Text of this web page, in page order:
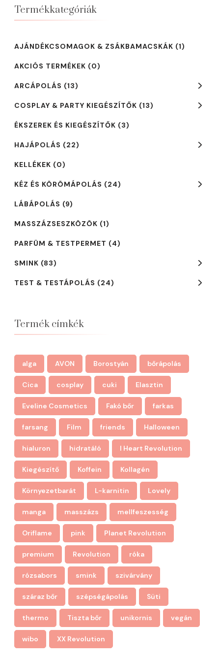
Termékkategóriák
AJÁNDÉKCSOMAGOK & ZSÁKBAMACSKÁK (1)
AKCIÓS TERMÉKEK (0)
ARCÁPOLÁS (13)
COSPLAY & PARTY KIEGÉSZÍTŐK (13)
ÉKSZEREK ÉS KIEGÉSZÍTŐK (3)
HAJÁPOLÁS (22)
KELLÉKEK (0)
KÉZ ÉS KÖRÖMÁPOLÁS (24)
LÁBÁPOLÁS (9)
MASSZÁZSESZKÖZÖK (1)
PARFÜM & TESTPERMET (4)
SMINK (83)
TEST & TESTÁPOLÁS (24)
Termék címkék
alga AVON Borostyán bőrápolás
Cica cosplay cuki Elasztin
Eveline Cosmetics Fakó bőr farkas
farsang Film friends Halloween
hialuron hidratáló I Heart Revolution
Kiegészítő Koffein Kollagén
Környezetbarát L-karnitin Lovely
manga masszázs mellfeszesség
Oriflame pink Planet Revolution
premium Revolution róka
rózsabors smink szivárvány
száraz bőr szépségápolás Süti
thermo Tiszta bőr unikornis vegán
wibo XX Revolution